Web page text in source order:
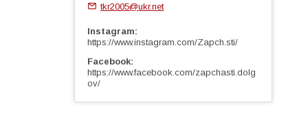
tkr2005@ukr.net
Instagram
https://www.instagram.com/Zapch.sti/
Facebook
https://www.facebook.com/zapchasti.dolg
ov/